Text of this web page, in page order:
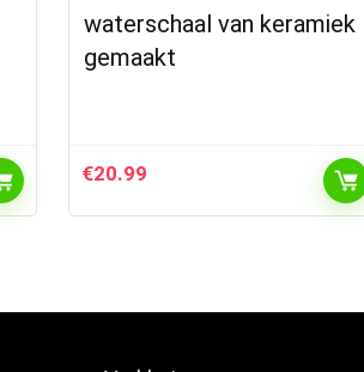
waterschaal van keramiek
gemaakt
€20.99